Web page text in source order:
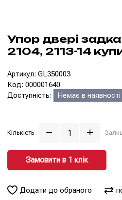
Упор двері
2104, 2113-14
Артикул: GL350003
Код: 000001640
Доступність:
Немає в наявності
Кількість
Замовити в 1 клiк
Додати до обраного